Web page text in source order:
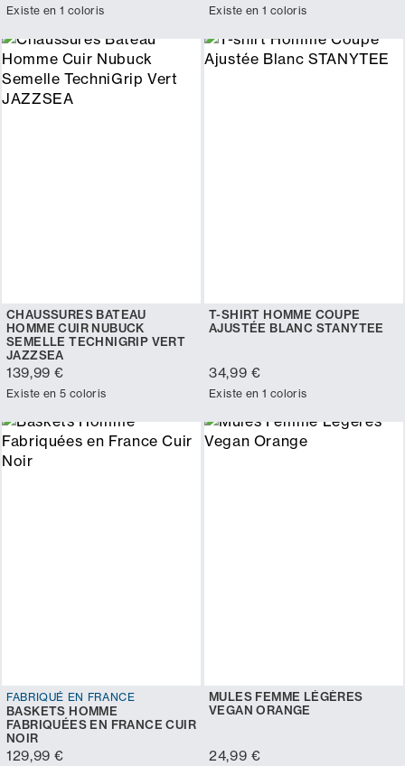
Existe en 1 coloris Existe en 1 coloris
CHAUSSURES BATEAU
HOMME CUIR NUBUCK
SEMELLE TECHNIGRIP VERT
JAZZSEA
139,99 €
Existe en 5 coloris
T-SHIRT HOMME COUPE
AJUSTÉE BLANC STANYTEE
34,99 €
Existe en 1 coloris
FABRIQUÉ EN FRANCE
BASKETS HOMME
FABRIQUÉES EN FRANCE CUIR
NOIR
129,99 €
MULES FEMME LÉGÈRES
VEGAN ORANGE
24,99 €